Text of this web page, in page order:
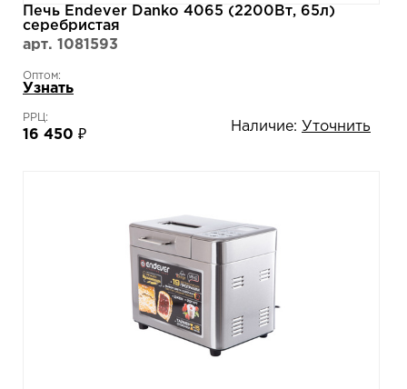
Печь Endever Danko 4065 (2200Вт, 65л)
серебристая
арт. 1081593
Оптом:
Узнать
РРЦ:
16 450 ₽
Наличие: Уточнить